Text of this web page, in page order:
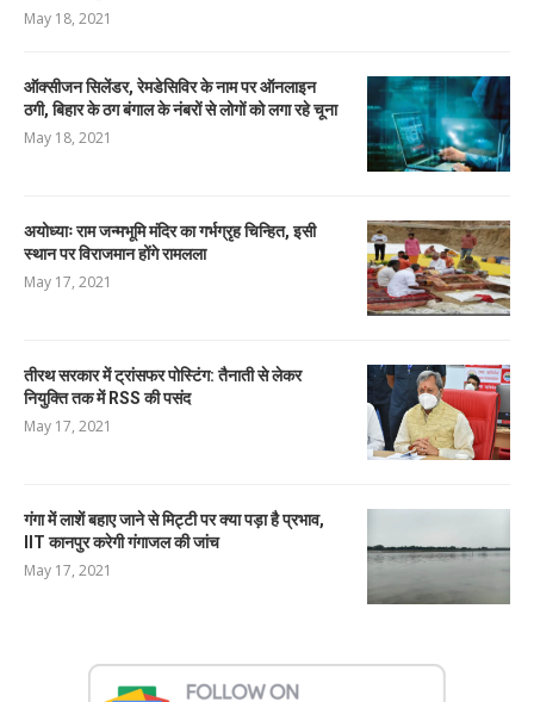
May 18, 2021
ऑक्सीजन सिलेंडर, रेमडेसिविर के नाम पर ऑनलाइन
ठगी, बिहार के ठग बंगाल के नंबरों से लोगों को लगा रहे चूना
May 18, 2021
अयोध्याः राम जन्मभूमि मंदिर का गर्भग्रृह चिन्हित, इसी
स्थान पर विराजमान होंगे रामलला
May 17, 2021
तीरथ सरकार में ट्रांसफर पोस्टिंग: तैनाती से लेकर
नियुक्ति तक में RSS की पसंद
May 17, 2021
गंगा में लाशें बहाए जाने से मिट्टी पर क्या पड़ा है प्रभाव,
IIT कानपुर करेगी गंगाजल की जांच
May 17, 2021